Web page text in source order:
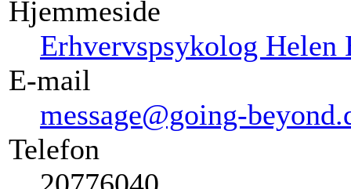
Hjemmeside
Erhvervspsykolog Helen
E-mail
message@going-
Telefon